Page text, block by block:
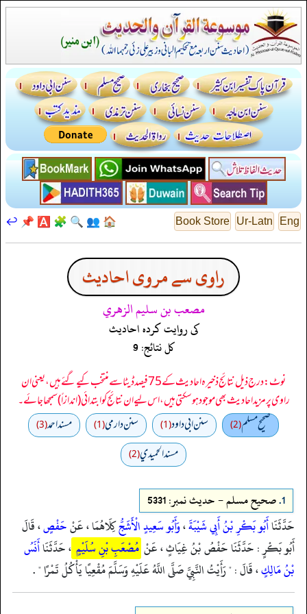
Eng
Ur-Latn
Book Store
🏠
👥
🔍
🧩
🅰️
📌
↩️
راوی سے مروی احادیث
مصعب بن سليم الزهري
کی روایت کردہ احادیث
کل نتائج: 9
نوٹ: درج ذیل نتائج ذخیرہ احادیث کے 75 فیصد ڈیٹا سے منتخب کیے گئے ہیں، یعنی ان
راوی پر مزید احادیث بھی موجود ہو سکتی ہیں، اس لیے ان نتائج کو ابتدائی (اندازاً) سمجھا جائے۔
صحيح مسلم(2) سنن ابي داود(1) سنن دارمي(1) مسند احمد(3)
مسند الحميدي(2)
1. صحيح مسلم - حدیث نمبر: 5331
حَدَّثَنَاأَبُو بَكْرِ بْنُ أَبِي شَيْبَةَ،وَأَبُو سَعِيدٍ الْأَشَجُّكِلَاهُمَا ، عَنْحَفْصٍ، قَالَ
أَبُو بَكْرٍ : حَدَّثَنَا حَفْصُ بْنُ غِيَاثٍ ، عَنْ مُصْعَبِ بْنِ سُلَيْمٍ ، حَدَّثَنَاأَنَسُ
بْنُ مَالِكٍ، قَالَ : " رَأَيْتُ النَّبِيَّ صَلَّى اللَّهُ عَلَيْهِ وَسَلَّمَ مُقْعِيًا يَأْكُلُ تَمْرًا " .